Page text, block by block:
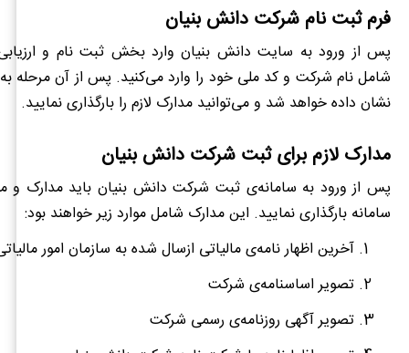
فرم ثبت نام شرکت دانش بنیان
پس از ورود به سایت دانش بنیان وارد بخش ثبت نام و
شامل نام شرکت و کد ملی خود را وارد می‌کنید. پس از آن مرحله به
نشان داده خواهد شد و می‌توانید مدارک لازم را بارگذاری نمایید.
مدارک لازم برای ثبت شرکت دانش بنیان
پس از ورود به سامانه‌ی ثبت شرکت دانش بنیان باید مدارک و
سامانه بارگذاری نمایید. این مدارک شامل موارد زیر خواهند بود:
آخرین اظهار نامه‌ی مالیاتی ازسال شده به سازمان امور
تصویر اساسنامه‌ی شرکت
تصویر آگهی روزنامه‌ی رسمی شرکت